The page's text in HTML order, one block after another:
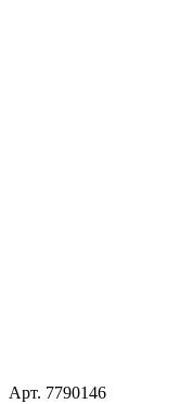
Арт. 7790146